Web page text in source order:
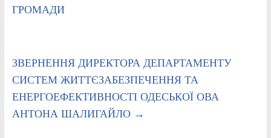
ГРОМАДИ
ЗВЕРНЕННЯ ДИРЕКТОРА ДЕПАРТАМЕНТУ
СИСТЕМ ЖИТТЄЗАБЕЗПЕЧЕННЯ ТА
ЕНЕРГОЕФЕКТИВНОСТІ ОДЕСЬКОЇ ОВА
АНТОНА ШАЛИГАЙЛО →